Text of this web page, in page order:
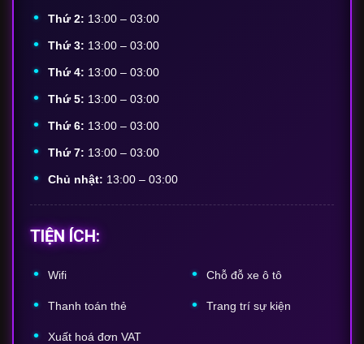
Thứ 2: 13:00 – 03:00
Thứ 3: 13:00 – 03:00
Thứ 4: 13:00 – 03:00
Thứ 5: 13:00 – 03:00
Thứ 6: 13:00 – 03:00
Thứ 7: 13:00 – 03:00
Chủ nhật: 13:00 – 03:00
TIỆN ÍCH:
Wifi Chỗ đỗ xe ô tô
Thanhtoánthẻ Trang trí sự kiện
Xuất hoáđơnVAT